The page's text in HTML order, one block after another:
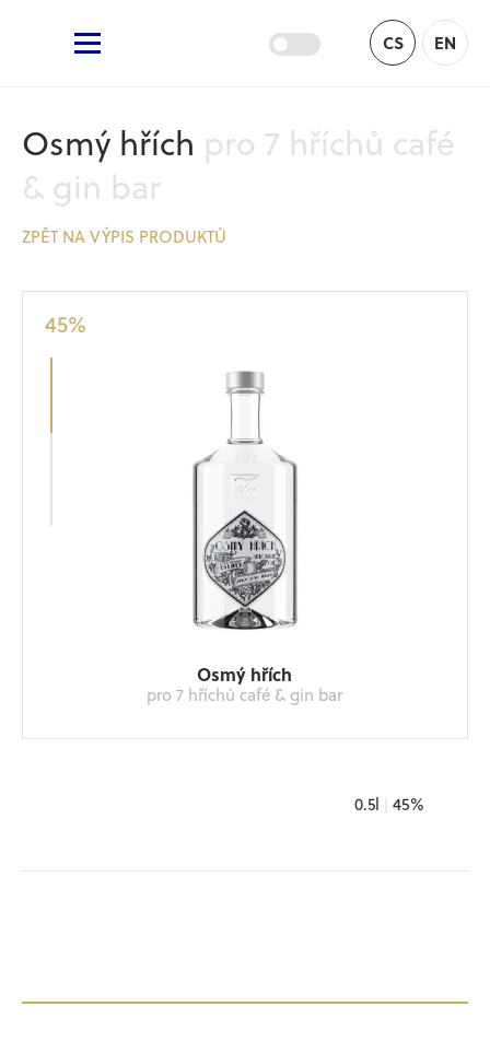
Žufánek.cz
CS EN
Osmý hřích pro 7 hříchů café
& gin bar
ZPĚT NA VÝPIS PRODUKTŮ
Osmý hřích
pro 7 hříchů café & gin bar
45%
0.5l 45%